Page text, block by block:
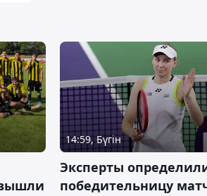
14:59, Бүгін
Эксперты
победительницу